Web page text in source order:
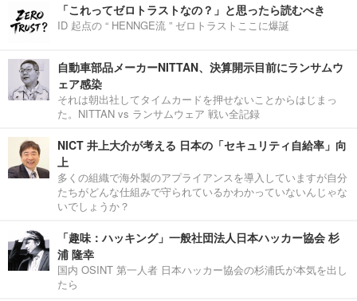
「これってゼロトラストなの？」と思ったら読むべき
ID 起点の “ HENNGE流 ” ゼロトラストここに爆誕
自動車部品メーカーNITTAN、決算開示目前にランサムウ
ェア感染
それは朝出社してタイムカードを押せないことからはじまっ
た。NITTAN vs ランサムウェア 戦い全記録
NICT 井上大介が考える 日本の「セキュリティ自給率」向
上
多くの組織で海外製のアプライアンスを導入していますが自分
たちがどんな仕組みで守られているかわかっていないんじゃな
いでしょうか？
「趣味：ハッキング」一般社団法人日本ハッカー協会 杉
浦 隆幸
国内 OSINT 第一人者 日本ハッカー協会の杉浦氏が本気を出し
たら